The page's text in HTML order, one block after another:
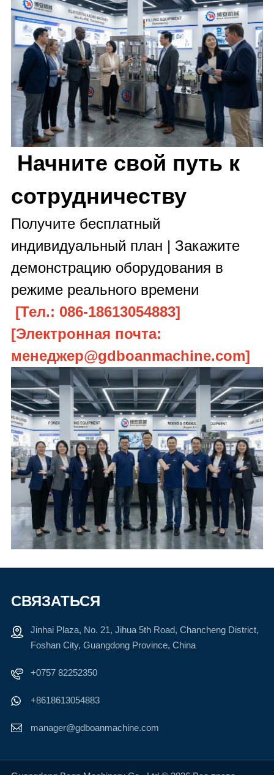
Начните свой путь к
сотрудничеству
Получите бесплатный
индивидуальный план | Закажите
демонстрацию оборудования в
режиме реального времени
[Тел.: 086-18613054883]
[Электронная почта:
менеджер@gdboanmachine.com]
СВЯЗАТЬСЯ
Jinhai Plaza, No. 21, Jihua 5th Road, Chancheng District,
Foshan City, Guangdong Province, China
+0757 82252350
+8618613054883
manager@gdboanmachine.com